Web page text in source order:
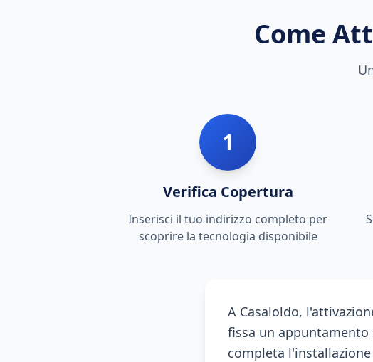
Come
1
Verifica Copertura
Inserisci il tuo indirizzo completo per
scoprire la tecnologia disponibile
A Casaloldo,
fissa un
completa